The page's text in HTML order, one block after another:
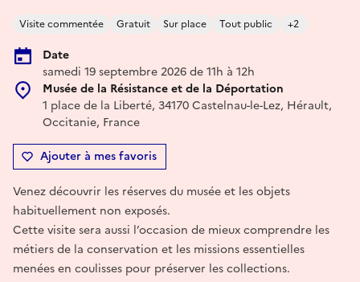
Visite commentée Gratuit Sur place Tout public +2
Date
samedi 19 septembre 2026 de 11h à 12h
Musée de la Résistance et de la Déportation
1 place de la Liberté, 34170 Castelnau-le-Lez, Hérault,
Occitanie, France
Ajouter à mes favoris
Venez découvrir les réserves du musée et les objets
habituellement non exposés.
Cette visite sera aussi l’occasion de mieux comprendre les
métiers de la conservation et les missions essentielles
menées en coulisses pour préserver les collections.